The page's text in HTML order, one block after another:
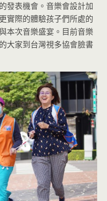
發表機會。音樂會設計加
實際的體驗孩子們所處的
本次音樂盛宴。目前音樂
大家到台灣視多協會臉書